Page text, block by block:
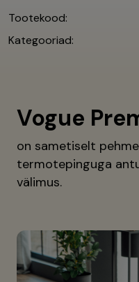
Tootekood:
Kategooriad:
Vogue
on sametiselt
termotepinguga
välimus.